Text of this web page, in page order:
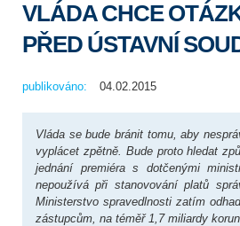
VLÁDA CHCE
PŘED ÚSTAVNÍ
publikováno: 04.02.2015
Vláda se bude bránit tomu, aby
vyplácet zpětně. Bude proto hledat
jednání premiéra s dotčenými
nepoužívá při stanovování platů
Ministerstvo spravedlnosti zatím
zástupcům, na téměř 1,7 miliardy